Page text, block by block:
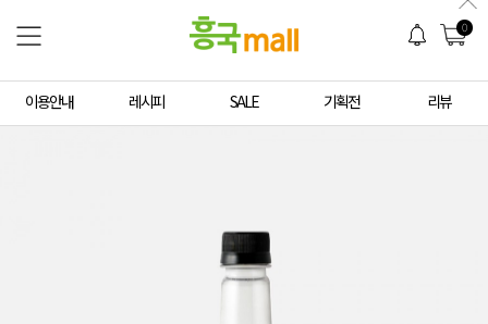
0
이용안내 레시피 SALE 기획전 리뷰